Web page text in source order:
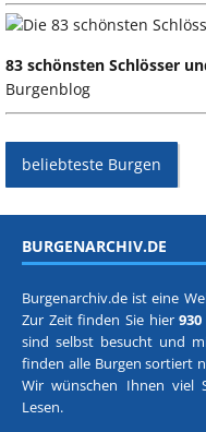
83 schönsten Schlösser
Burgenblog
beliebteste Burgen
BURGENARCHIV.DE
Burgenarchiv.de ist eine
Zur Zeit finden Sie hier
sind selbst besucht und
finden alle Burgen sortiert
Wir wünschen Ihnen viel
Lesen.